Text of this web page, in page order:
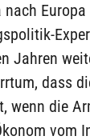
Jahren
dass
wenn die
vom